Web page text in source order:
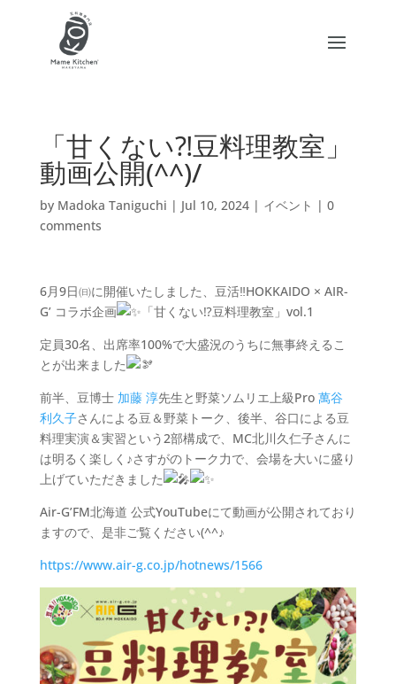
「甘くない⁈豆料理教室」
動画公開(^^)/
by Madoka Taniguchi | Jul 10, 2024| イベント | 0
comments
6月9日㈰に開催いたしました、豆活‼︎HOKKAIDO × AIR-
G’ コラボ企画
「甘くない⁉︎豆料理教室」vol.1
定員30名、出席率100%で大盛況のうちに無事終えるこ
とが出来ました
前半、豆博士 加藤 淳先生と野菜ソムリエ上級Pro 萬谷
利久子さんによる豆＆野菜トーク、後半、谷口による豆
料理実演＆実習という2部構成で、MC北川久仁子さんに
は明るく楽しく♪さすがのトーク力で、会場を大いに盛り
上げていただきました
Air-G’FM北海道 公式YouTubeにて動画が公開されており
ますので、是非ご覧ください(^^♪
https://www.air-g.co.jp/hotnews/1566